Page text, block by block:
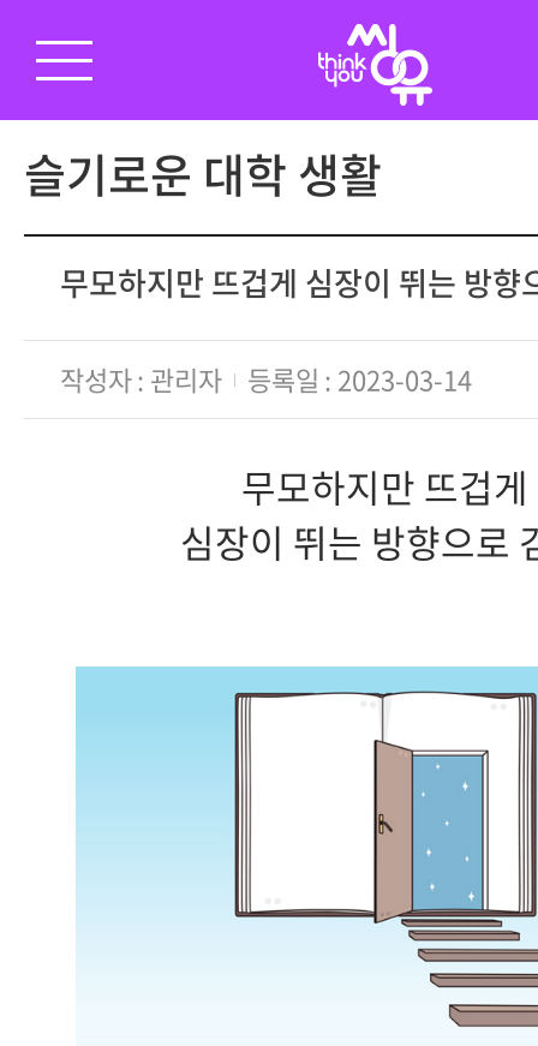
슬기로운 대학 생활
무모하지만 뜨겁게 심장이 뛰는 방향
작성자 관리자 등록일 2023-03-14
무모하지만 뜨겁게
심장이 뛰는 방향으로